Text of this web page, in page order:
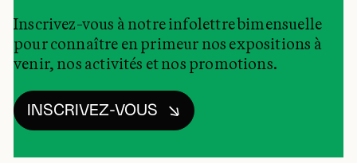
Inscrivez-vous à notre infolettre bimensuelle
pour connaître en primeur nos expositions à
venir, nos activités et nos promotions.
INSCRIVEZ-VOUS